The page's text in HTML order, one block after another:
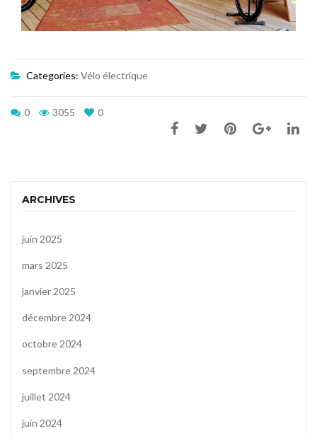
Categories: Vélo électrique
0 3055 0
ARCHIVES
juin 2025
mars 2025
janvier 2025
décembre 2024
octobre 2024
septembre 2024
juillet 2024
juin 2024